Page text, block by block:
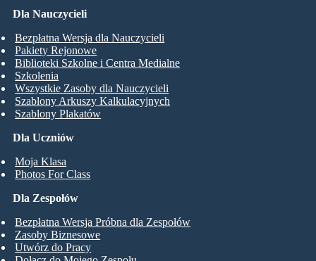
Dla Uczniów
Moja Klasa
Photos For Class
Dla Nauczycieli
Bezpłatna Wersja dla Nauczycieli
Pakiety Rejonowe
Biblioteki Szkolne i Centra Medialne
Szkolenia
Wszystkie Zasoby dla Nauczycieli
Szablony Arkuszy Kalkulacyjnych
Szablony Plakatów
Dla Zespołów
Bezpłatna Wersja Próbna dla Zespołów
Zasoby Biznesowe
Utwórz do Pracy